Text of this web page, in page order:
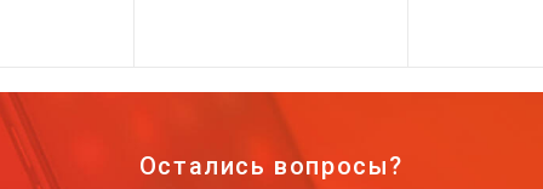
Остались вопросы?